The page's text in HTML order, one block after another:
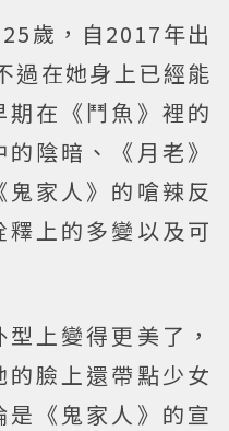
歲，自2017年出
過在她身上已經能
在《鬥魚》裡的
陰暗、《月老》
家人》的嗆辣反
上的多變以及可
上變得更美了，
臉上還帶點少女
《鬼家人》的宣